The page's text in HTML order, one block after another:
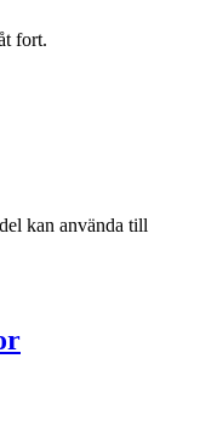
fort.
kan använda till